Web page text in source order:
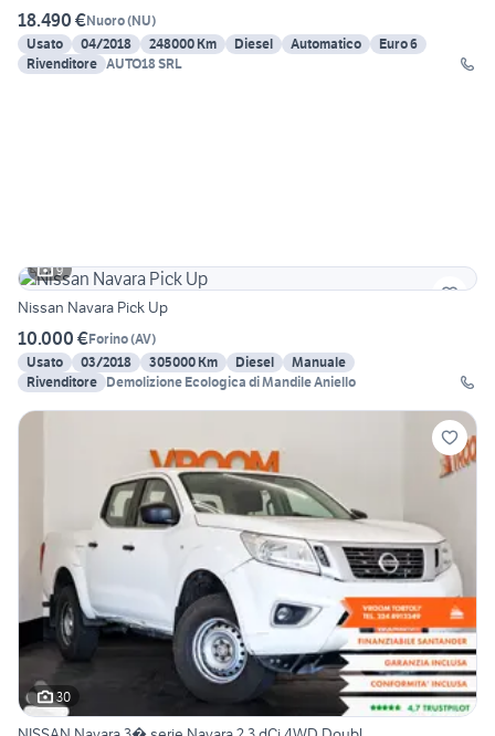
18.490 €Nuoro(NU)
Usato
04/2018 248000 Km Diesel Automatico
Euro 6
Rivenditore AUTO18 SRL
9
Nissan Navara Pick Up
10.000 €Forino(AV)
Usato
03/2018 305000 Km Diesel
Manuale
Rivenditore Demolizione Ecologica di Mandile Aniello
30